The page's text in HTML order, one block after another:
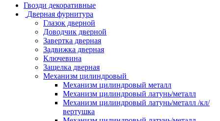
Гвозди декоративные
Дверная фурнитура
Глазок дверной
Доводчик дверной
Завертка дверная
Задвижка дверная
Ключевина
Защелка дверная
Механизм цилиндровый
Механизм цилиндровый металл
Механизм цилиндровый латунь/металл
Механизм цилиндровый латунь/металл /кл/
вертушка